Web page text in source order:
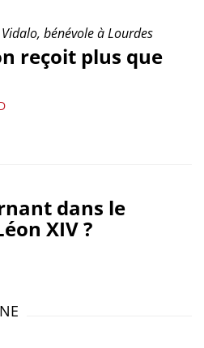
bénévole à Lourdes
reçoit plus que
dans le
XIV ?